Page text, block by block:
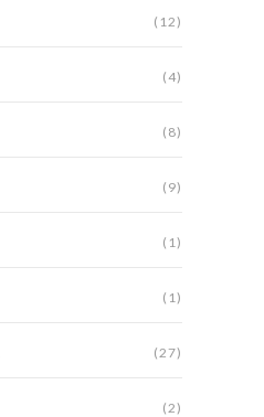
(12)
(4)
(8)
(9)
(1)
(1)
(27)
(2)